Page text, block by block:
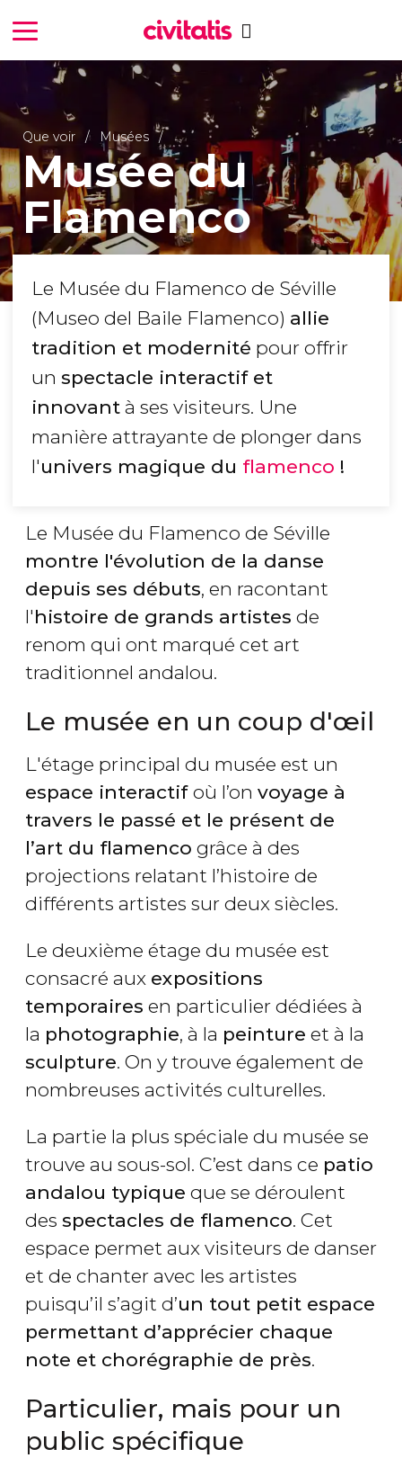
Que voir Musées
Musée du
Flamenco
Le Musée du Flamenco de Séville
(Museo del Baile Flamenco) allie
tradition et modernité pour offrir
un spectacle interactif et
innovant à ses visiteurs. Une
manière attrayante de plonger dans
l'univers magique du flamenco !
Le Musée du Flamenco de Séville
montre l'évolution de la danse
depuis ses débuts, en racontant
l'histoire de grands artistes de
renom qui ont marqué cet art
traditionnel andalou.
Le musée en un coup d'œil
L'étage principal du musée est un
espace interactif où l’on voyage à
travers le passé et le présent de
l’art du flamenco grâce à des
projections relatant l’histoire de
différents artistes sur deux siècles.
Le deuxième étage du musée est
consacré aux expositions
temporaires en particulier dédiées à
la photographie, à la peinture et à la
sculpture. On y trouve également de
nombreuses activités culturelles.
La partie la plus spéciale du musée se
trouve au sous-sol. C’est dans ce patio
andalou typique que se déroulent
des spectacles de flamenco. Cet
espace permet aux visiteurs de danser
et de chanter avec les artistes
puisqu’il s’agit d’un tout petit espace
permettant d’apprécier chaque
note et chorégraphie de près.
Particulier, mais pour un
public spécifique